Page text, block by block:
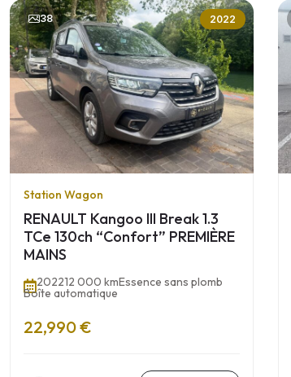
38 2022
Station Wagon
RENAULT Kangoo III Break 1.3
TCe 130ch “Confort” PREMIÈRE
MAINS
202212 000 kmEssence sans plomb
Boîte automatique
22,990 €